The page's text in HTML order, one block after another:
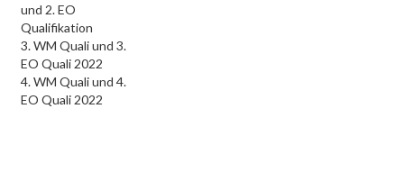
und 2. EO
Qualifikation
3. WM Quali und 3.
EO Quali 2022
4. WM Quali und 4.
EO Quali 2022